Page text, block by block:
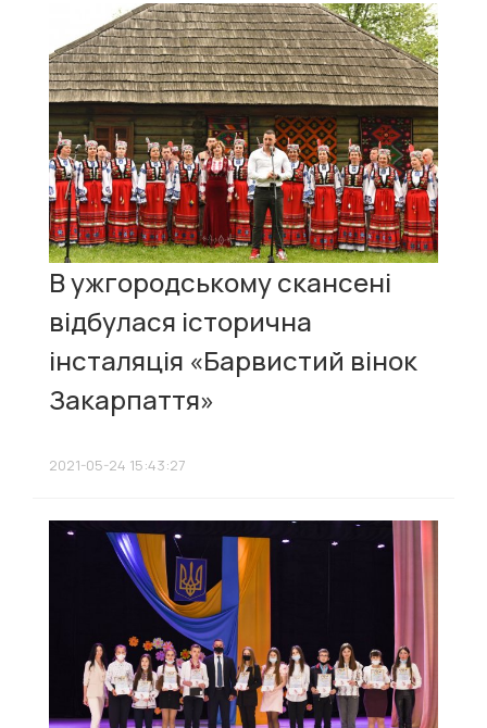
В ужгородському скансені
відбулася історична
інсталяція «Барвистий вінок
Закарпаття»
2021-05-24 15:43:27